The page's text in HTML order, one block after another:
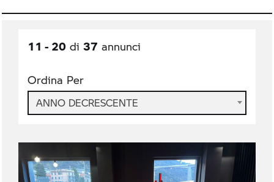
11 - 20 di 37 annunci
Ordina Per
ANNO DECRESCENTE